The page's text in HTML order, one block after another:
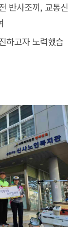
반사조끼, 교통신
하고자 노력했습